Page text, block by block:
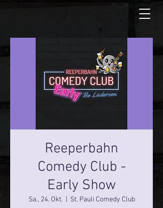
Reeperbahn
Comedy Club -
Early Show
Sa., 24. Okt. St. Pauli Comedy Club